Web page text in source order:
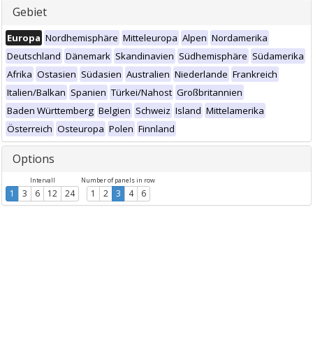
Gebiet
Europa Nordhemisphäre Mitteleuropa Alpen Nordamerika
Deutschland Dänemark Skandinavien Südhemisphäre Südamerika
Afrika Ostasien Südasien Australien Niederlande Frankreich
Italien/Balkan Spanien Türkei/Nahost Großbritannien
Baden Württemberg Belgien Schweiz Island Mittelamerika
Österreich Osteuropa Polen Finnland
Options
Intervall
1 3 6 12 24
Number of panels in row
1 2 3 4 6